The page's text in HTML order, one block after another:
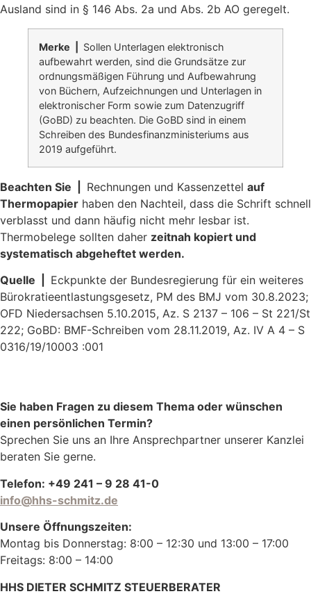
Ausland sind in § 146 Abs. 2a und Abs. 2b AO geregelt.
Merke |
Sollen Unterlagen elektronisch
aufbewahrt werden, sind die Grundsätze zur
ordnungsmäßigen Führung und Aufbewahrung
von Büchern, Aufzeichnungen und Unterlagen in
elektronischer Form sowie zum Datenzugriff
(GoBD) zu beachten. Die GoBD sind in einem
Schreiben des Bundesfinanzministeriums aus
2019 aufgeführt.
Beachten Sie | Rechnungen und Kassenzettel auf
Thermopapier haben den Nachteil, dass die Schrift schnell
verblasst und dann häufig nicht mehr lesbar ist.
Thermobelege sollten daher zeitnah kopiert und
systematisch abgeheftet werden.
Quelle |
Eckpunkte der Bundesregierung für ein weiteres
Bürokratieentlastungsgesetz, PM des BMJ vom 30.8.2023;
OFD Niedersachsen 5.10.2015, Az. S 2137 – 106 – St 221/St
222; GoBD: BMF-Schreiben vom 28.11.2019, Az. IV A 4 – S
0316/19/10003 :001
Sie haben Fragen zu diesem Thema oder wünschen
einen persönlichen Termin?
Sprechen Sie uns an Ihre Ansprechpartner unserer Kanzlei
beraten Sie gerne.
Telefon: +49 241 – 9 28 41-0
info@hhs-schmitz.de
Unsere Öffnungszeiten:
Montag bis Donnerstag: 8:00 – 12:30 und 13:00 – 17:00
Freitags: 8:00 – 14:00
HHS DIETER SCHMITZ STEUERBERATER